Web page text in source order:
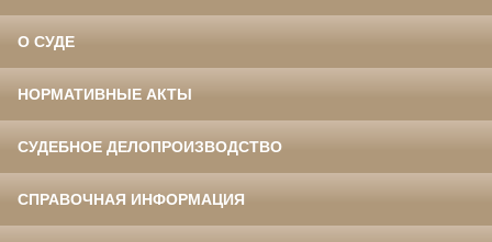
О СУДЕ
НОРМАТИВНЫЕ АКТЫ
СУДЕБНОЕ ДЕЛОПРОИЗВОДСТВО
СПРАВОЧНАЯ ИНФОРМАЦИЯ